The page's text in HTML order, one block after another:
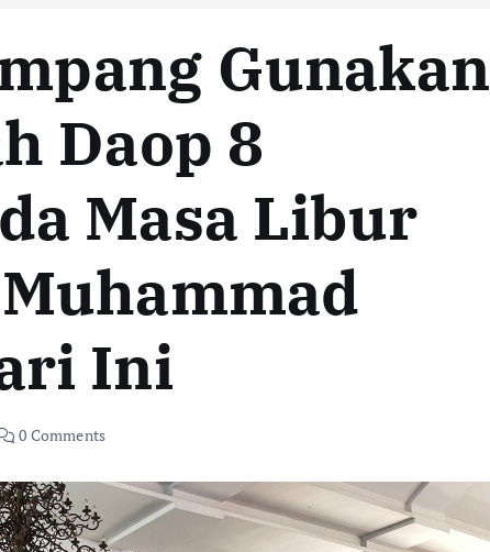
Gunakan
Daop 8
Masa Libur
Ini
0 Comments